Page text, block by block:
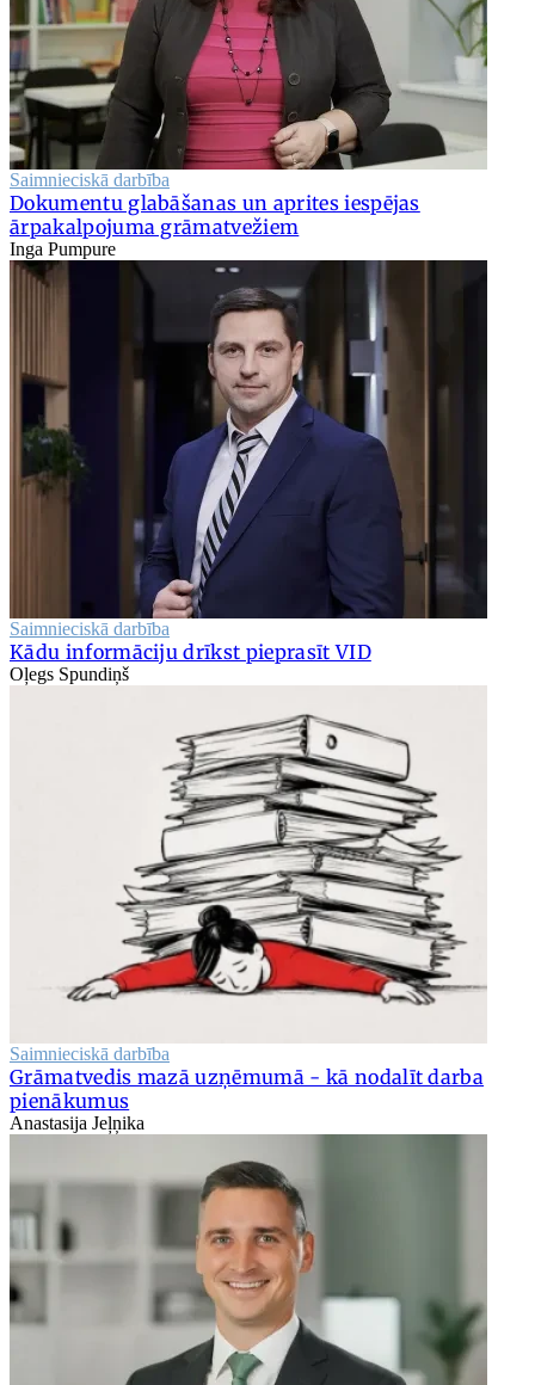
Saimnieciskā darbība
Dokumentu glabāšanas un aprites iespējas
ārpakalpojuma grāmatvežiem
Inga Pumpure
Saimnieciskā darbība
Kādu informāciju drīkst pieprasīt VID
Oļegs Spundiņš
Saimnieciskā darbība
Grāmatvedis mazā uzņēmumā - kā nodalīt darba
pienākumus
Anastasija Jeļņika